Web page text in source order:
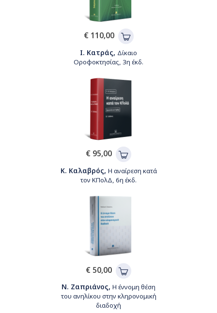
€ 110,00
Ι. Κατράς, Δίκαιο
Οροφοκτησίας, 3η έκδ.
€ 95,00
Κ. Καλαβρός, Η αναίρεση κατά
τον ΚΠολΔ, 6η έκδ.
€ 50,00
Ν. Ζαπριάνος, Η έννομη θέση
του ανηλίκου στην κληρονομική
διαδοχή